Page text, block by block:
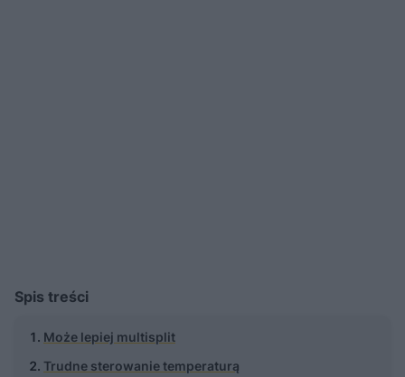
Spis treści
Może lepiej multisplit
Trudne sterowanie temperaturą